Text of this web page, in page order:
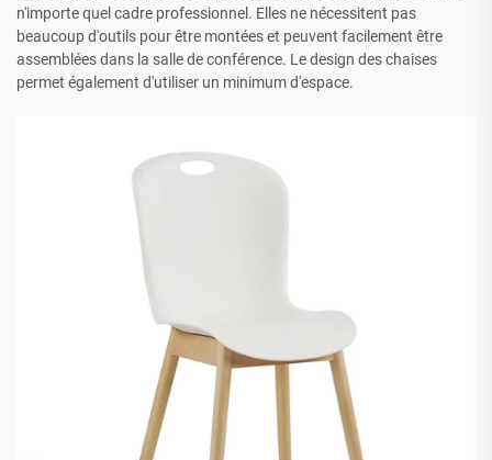
n'importe quel cadre professionnel. Elles ne nécessitent pas
beaucoup d'outils pour être montées et peuvent facilement être
assemblées dans la salle de conférence. Le design des chaises
permet également d'utiliser un minimum d'espace.